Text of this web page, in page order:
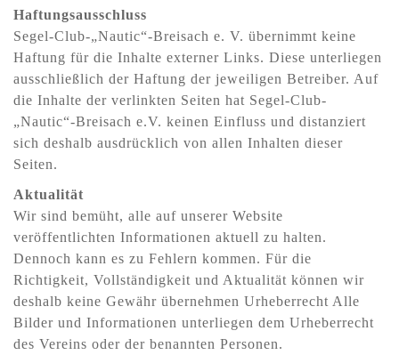
Haftungsausschluss
Segel-Club-„Nautic“-Breisach e. V. übernimmt keine
Haftung für die Inhalte externer Links. Diese unterliegen
ausschließlich der Haftung der jeweiligen Betreiber. Auf
die Inhalte der verlinkten Seiten hat Segel-Club-
„Nautic“-Breisach e.V. keinen Einfluss und distanziert
sich deshalb ausdrücklich von allen Inhalten dieser
Seiten.
Aktualität
Wir sind bemüht, alle auf unserer Website
veröffentlichten Informationen aktuell zu halten.
Dennoch kann es zu Fehlern kommen. Für die
Richtigkeit, Vollständigkeit und Aktualität können wir
deshalb keine Gewähr übernehmen Urheberrecht Alle
Bilder und Informationen unterliegen dem Urheberrecht
des Vereins oder der benannten Personen.